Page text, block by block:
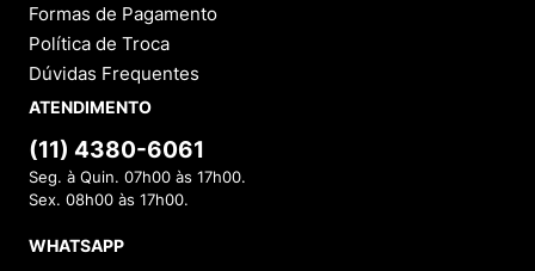
Formas de Pagamento
Política de Troca
Dúvidas Frequentes
ATENDIMENTO
(11) 4380-6061
Seg. à Quin. 07h00 às 17h00.
Sex. 08h00 às 17h00.
WHATSAPP